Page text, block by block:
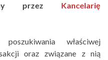
przez Kancelarię
właściwej
oraz związane z nią